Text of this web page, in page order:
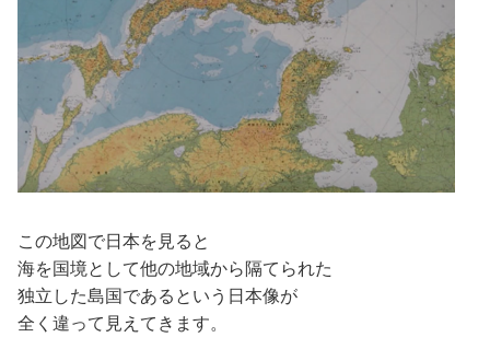
この地図で日本を見ると
海を国境として他の地域から隔てられた
独立した島国であるという日本像が
全く違って見えてきます。